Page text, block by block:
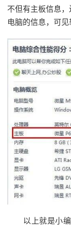
不但有主板信息
电脑的信息，可见
以上就是小编